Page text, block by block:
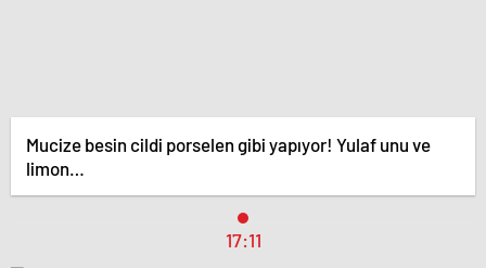
Mucize besin cildi porselen gibi yapıyor! Yulaf unu ve
limon…
17:11